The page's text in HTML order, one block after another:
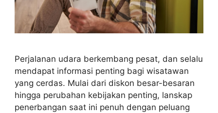
Perjalanan udara berkembang pesat, dan selalu
mendapat informasi penting bagi wisatawan
yang cerdas. Mulai dari diskon besar-besaran
hingga perubahan kebijakan penting, lanskap
penerbangan saat ini penuh dengan peluang